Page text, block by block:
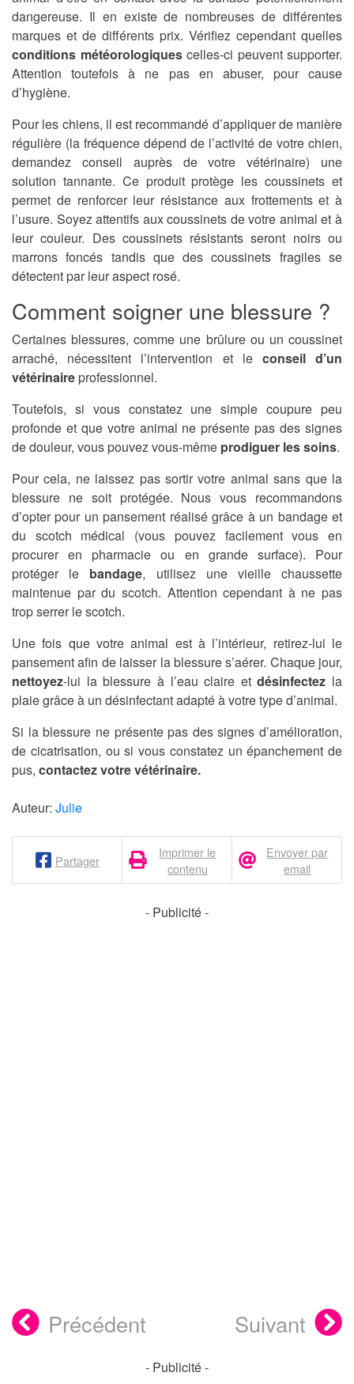
dangereuse. Il en existe de nombreuses de différentes
marques et de différents prix. Vérifiez cependant quelles
conditions météorologiquescelles-ci peuvent supporter.
Attention toutefois à ne pas en abuser, pour cause
d’hygiène.
Pour les chiens, il est recommandé d’appliquer de manière
régulière (la fréquence dépend de l’activité de votre chien,
demandez conseil auprès de votre vétérinaire) une
solution tannante. Ce produit protège les coussinets et
permet de renforcer leur résistance aux frottements et à
l’usure. Soyez attentifs aux coussinets de votre animal et à
leur couleur. Des coussinets résistants seront noirs ou
marrons foncés tandis que des coussinets fragiles se
détectent par leur aspect rosé.
Comment soigner une blessure ?
Certaines blessures, comme une brûlure ou un coussinet
arraché, nécessitent l’intervention et le conseil d’un
vétérinaireprofessionnel.
Toutefois, si vous constatez une simple coupure peu
profonde et que votre animal ne présente pas des signes
de douleur, vous pouvez vous-même prodiguer les soins.
Pour cela, ne laissez pas sortir votre animal sans que la
blessure ne soit protégée. Nous vous recommandons
d’opter pour un pansement réalisé grâce à un bandage et
du scotch médical (vous pouvez facilement vous en
procurer en pharmacie ou en grande surface). Pour
protéger le bandage, utilisez une vieille chaussette
maintenue par du scotch. Attention cependant à ne pas
trop serrer le scotch.
Une fois que votre animal est à l’intérieur, retirez-lui le
pansement afin de laisser la blessure s’aérer. Chaque jour,
nettoyez-lui la blessure à l’eau claire etdésinfectez la
plaie grâce à un désinfectant adapté à votre type d’animal.
Si la blessure ne présente pas des signes d’amélioration,
de cicatrisation, ou si vous constatez un épanchement de
pus, contactez votre vétérinaire.
Auteur: Julie
Partager
Imprimer le
contenu
Envoyer par
email
- Publicité -
Précédent Suivant
- Publicité -